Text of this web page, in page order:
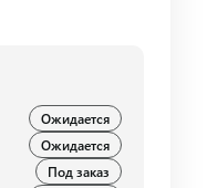
Ожидается
Ожидается
Под заказ